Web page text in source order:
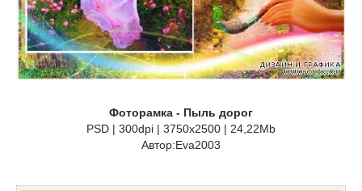
Фоторамка - Пыль дорог
PSD | 300dpi | 3750x2500 | 24,22Mb
Автор:Eva2003